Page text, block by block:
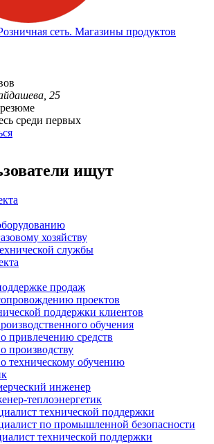
сеть. Магазины продуктов
25
среди первых
ищут
хозяйству
службы
продаж
проектов
поддержки клиентов
обучения
привлечению средств
производству
техническому обучению
инженер
теплоэнергетик
технической поддержки
по промышленной безопасности
технической поддержки